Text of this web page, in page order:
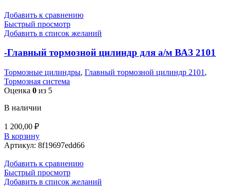
Добавить к сравнению
Быстрый просмотр
Добавить в список желаний
-Главный тормозной цилиндр для а/м ВАЗ 2101
Тормозные цилиндры, Главный тормозной цилиндр 2101 ,
Тормозная система
Оценка 0 из 5
В наличии
1 200,00 ₽
В корзину
Артикул: 8f19697edd66
Добавить к сравнению
Быстрый просмотр
Добавить в список желаний